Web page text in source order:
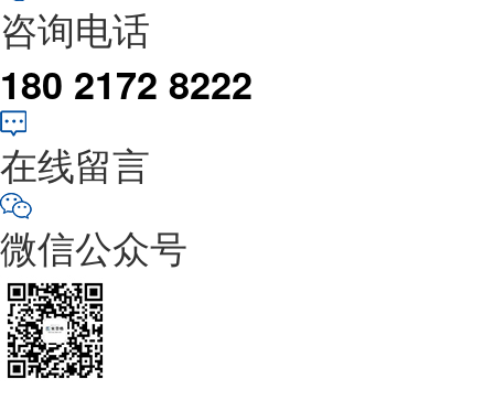
咨询电话
180 2172 8222
在线留言
微信公众号